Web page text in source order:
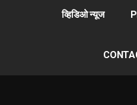
व्हिडिओ न्यूज